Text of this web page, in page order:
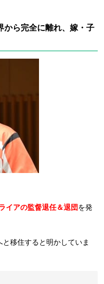
ら完全に離れ、嫁・子
イアの監督退任＆退団 を発
移住すると明かしていま